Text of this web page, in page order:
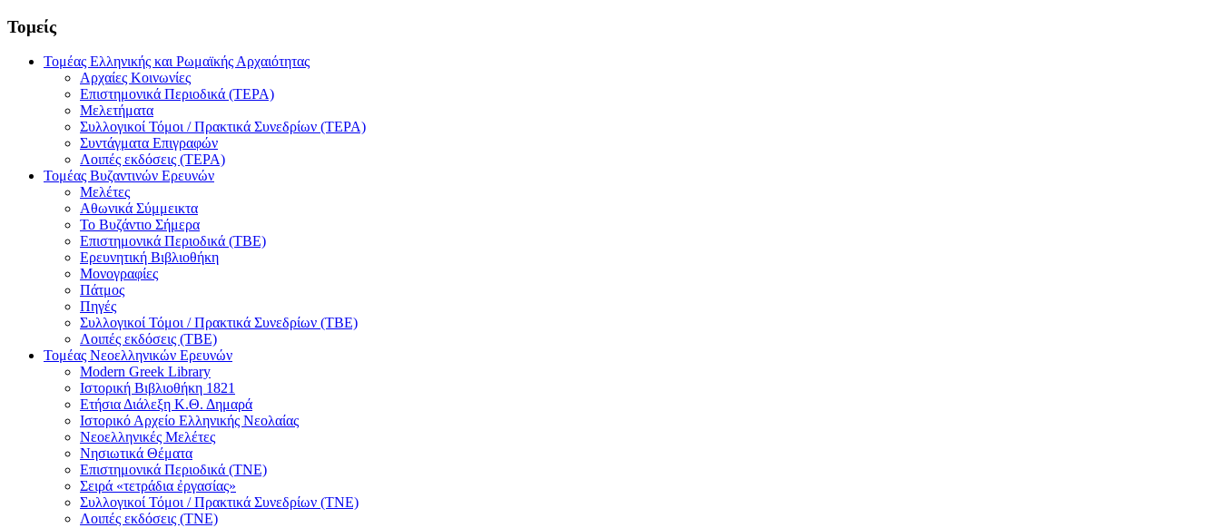
Τομείς
Τομέας Ελληνικής και Ρωμαϊκής Αρχαιότητας
Αρχαίες Κοινωνίες
Επιστημονικά Περιοδικά (ΤΕΡΑ)
Μελετήματα
Συλλογικοί Τόμοι / Πρακτικά Συνεδρίων (ΤΕΡΑ)
Συντάγματα Επιγραφών
Λοιπές εκδόσεις (ΤΕΡΑ)
Τομέας Βυζαντινών Ερευνών
Μελέτες
Αθωνικά Σύμμεικτα
Το Βυζάντιο Σήμερα
Επιστημονικά Περιοδικά (ΤΒΕ)
Ερευνητική Βιβλιοθήκη
Μονογραφίες
Πάτμος
Πηγές
Συλλογικοί Τόμοι / Πρακτικά Συνεδρίων (ΤΒΕ)
Λοιπές εκδόσεις (ΤΒΕ)
Τομέας Νεοελληνικών Ερευνών
Modern Greek Library
Ιστορική Βιβλιοθήκη 1821
Eτήσια Διάλεξη K.Θ. Δημαρά
Ιστορικό Αρχείο Ελληνικής Νεολαίας
Νεοελληνικές Μελέτες
Νησιωτικά Θέματα
Επιστημονικά Περιοδικά (ΤΝΕ)
Σειρά «τετράδια ἐργασίας»
Συλλογικοί Τόμοι / Πρακτικά Συνεδρίων (ΤΝΕ)
Λοιπές εκδόσεις (ΤΝΕ)